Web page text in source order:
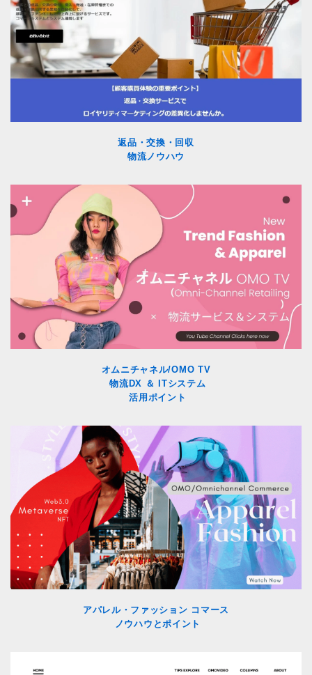
返品・交換・回収
物流ノウハウ
オムニチャネル/OMO TV
物流DX ＆ ITシステム
活用ポイント
アパレル・ファッション コマース
ノウハウとポイント